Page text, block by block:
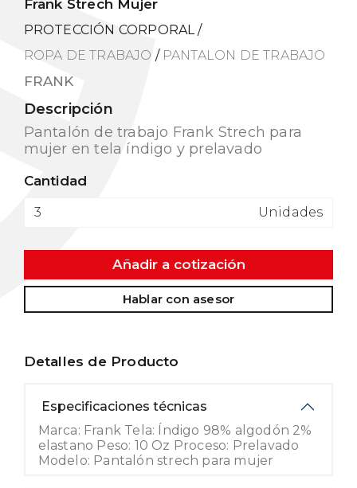
Frank Strech Mujer
PROTECCIÓN CORPORAL /
ROPA DE TRABAJO / PANTALON DE TRABAJO
FRANK
Descripción
Pantalón de trabajo Frank Strech para
mujer en tela índigo y prelavado
Cantidad
Unidades
Añadir a cotización
Hablar con asesor
Detalles de Producto
Especificaciones técnicas
Marca: Frank Tela: Índigo 98% algodón 2%
elastano Peso: 10 Oz Proceso: Prelavado
Modelo: Pantalón strech para mujer